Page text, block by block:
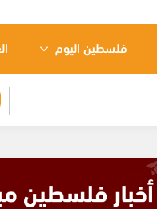
فلسطين اليوم